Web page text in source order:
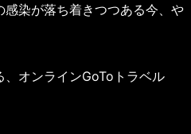
染が落ち着きつつある今、や
オンラインGoToトラベル